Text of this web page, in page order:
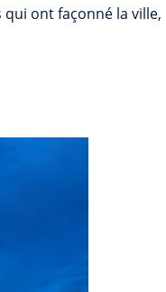
ont façonné la ville,